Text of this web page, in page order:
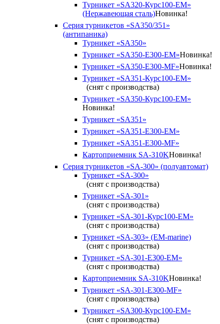
Турникет «SA320-Курс100-EM»
(Нержавеющая сталь)Новинка!
Серия турникетов «SA350/351»
(антипаника)
Турникет «SA350»
Турникет «SA350-Е300-EM»Новинка!
Турникет «SA350-Е300-MF»Новинка!
Турникет «SA351-Курс100-ЕМ»
(снят с производства)
Турникет «SA350-Курс100-EM»
Новинка!
Турникет «SA351»
Турникет «SA351-Е300-ЕМ»
Турникет «SA351-Е300-MF»
Картоприемник SA-310KНовинка!
Серия турникетов «SA-300» (полуавтомат)
Турникет «SA-300»
(снят с производства)
Турникет «SA-301»
(снят с производства)
Турникет «SA-301-Курс100-ЕМ»
(снят с производства)
Турникет «SA-303» (EM-marine)
(снят с производства)
Турникет «SA-301-Е300-ЕМ»
(снят с производства)
Картоприемник SA-310KНовинка!
Турникет «SA-301-Е300-MF»
(снят с производства)
Турникет «SA300-Курс100-ЕМ»
(снят с производства)